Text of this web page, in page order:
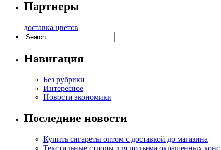
Партнеры
доставка цветов
Навигация
Без рубрики
Интересное
Новости экономики
Последние новости
Купить сигареты оптом с доставкой до магазина
Текстильные стропы для подъема окрашенных